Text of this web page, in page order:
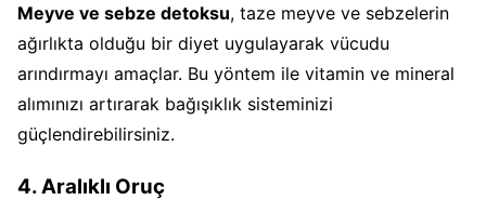
Meyve ve sebze detoksu, taze meyve ve sebzelerin
ağırlıkta olduğu bir diyet uygulayarak vücudu
arındırmayı amaçlar. Bu yöntem ile vitamin ve mineral
alımınızı artırarak bağışıklık sisteminizi
güçlendirebilirsiniz.
4. Aralıklı Oruç